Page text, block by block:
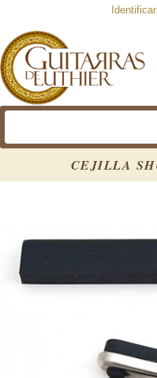
CEJILLA